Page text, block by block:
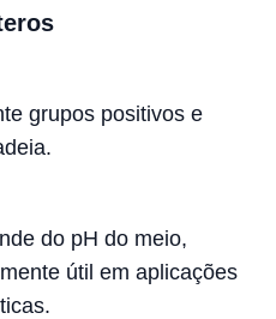
grupos positivos e
do pH do meio,
útil em aplicações